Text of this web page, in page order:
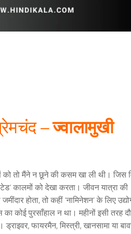
–ज्वालामुखी
को तो मैंने न छूने की कसम खा ली थी। जिस
कालमों को देखा करता। जीवन यात्रा की
होता, तो कहीं ‘नामिनेशन’ के लिए
कोई पुरसाँहाल न था। महीनों इसी तरह
फायरमैन, मिस्त्री, खानसामा या